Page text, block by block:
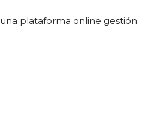
plataforma online gestión